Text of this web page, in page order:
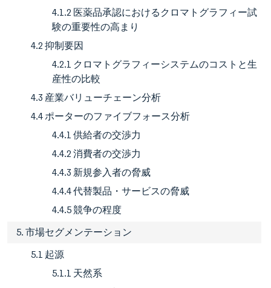
4.1.2 医薬品承認におけるクロマトグラフィー試
験の重要性の高まり
4.2 抑制要因
4.2.1 クロマトグラフィーシステムのコストと生
産性の比較
4.3 産業バリューチェーン分析
4.4 ポーターのファイブフォース分析
4.4.1 供給者の交渉力
4.4.2 消費者の交渉力
4.4.3 新規参入者の脅威
4.4.4 代替製品・サービスの脅威
4.4.5 競争の程度
5. 市場セグメンテーション
5.1 起源
5.1.1 天然系